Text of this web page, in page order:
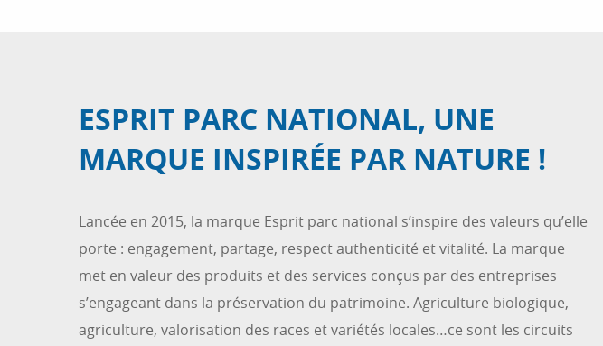
ESPRIT PARC NATIONAL, UNE
MARQUE INSPIRÉE PAR NATURE !
Lancée en 2015, la marque Esprit parc national s’inspire des valeurs qu’elle
porte : engagement, partage, respect authenticité et vitalité. La marque
met en valeur des produits et des services conçus par des entreprises
s’engageant dans la préservation du patrimoine. Agriculture biologique,
agriculture, valorisation des races et variétés locales…ce sont les circuits